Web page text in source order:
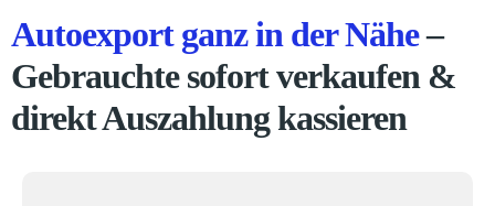
Autoexport ganz in der Nähe–
Gebrauchte sofort verkaufen &
direkt Auszahlung kassieren